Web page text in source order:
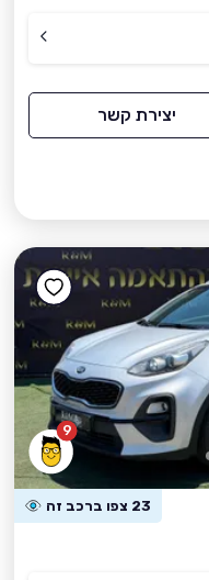
יצירת קשר
9
23 צפו ברכב זה